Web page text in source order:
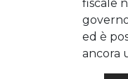
fiscale
ed è
ancora